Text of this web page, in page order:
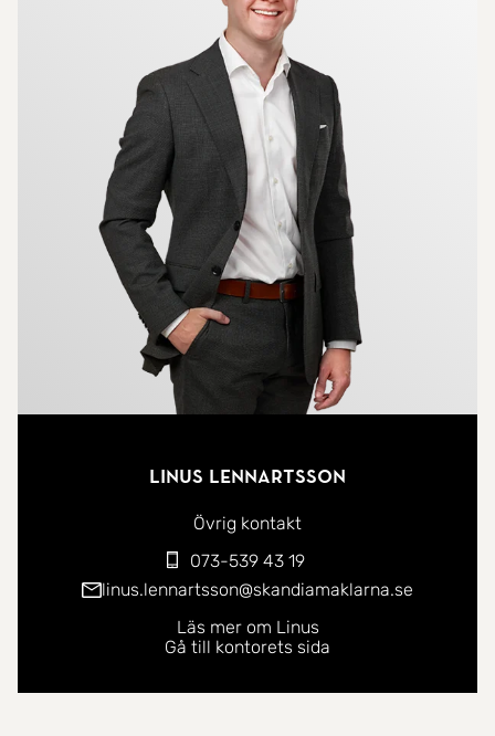
Linus Lennartsson
Övrig kontakt
073-539 43 19
linus.lennartsson@skandiamaklarna.se
Läs mer om Linus
Gå till kontorets sida